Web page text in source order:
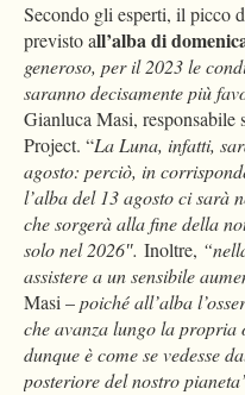
Secondo gli esperti, il picco
previsto all’alba di
generoso, per il 2023 le
saranno decisamente più
Gianluca Masi,
Project. “La Luna, infatti,
agosto: perciò, in
l’alba del 13 agosto ci sarà
che sorgerà alla fine della
solo nel 2026″. Inoltre,
assistere a un sensibile
Masi –poiché all’alba
che avanza lungo la propria
dunque è come se vedesse
posteriore del nostro